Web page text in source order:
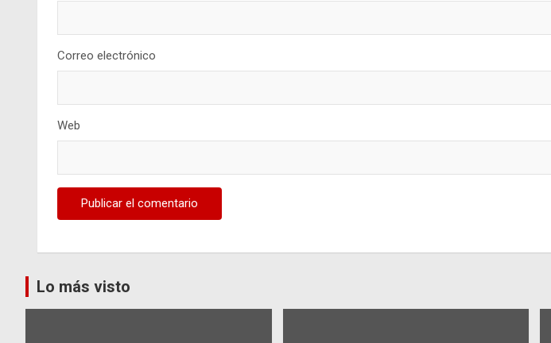
Correo electrónico
Web
Lo más visto